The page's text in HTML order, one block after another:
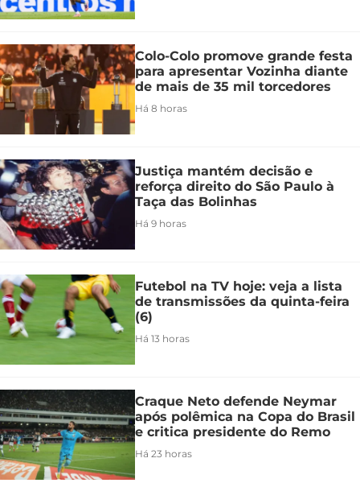
Colo-Colo promove grande festa
para apresentar Vozinha diante
de mais de 35 mil torcedores
Há 8 horas
Justiça mantém decisão e
reforça direito do São Paulo à
Taça das Bolinhas
Há 9 horas
Futebol na TV hoje: veja a lista
de transmissões da quinta-feira
(6)
Há 13 horas
Craque Neto defende Neymar
após polêmica na Copa do Brasil
e critica presidente do Remo
Há 23 horas